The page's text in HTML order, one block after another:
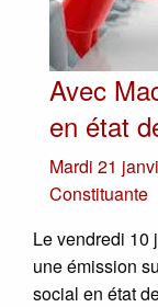
Avec
en état
Mardi 21
Constituante
Le vendredi 10
une émission
social en état